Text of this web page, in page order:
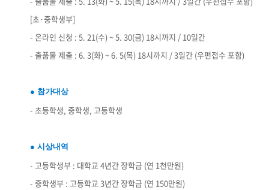
[초·중학생부]
- 온라인 신청 : 5. 21(수) ~ 5. 30(금) 18시까지 / 10일간
- 출품물 제출 : 6. 3(화) ~ 6. 5(목) 18시까지 / 3일간 (우편접수 포함)
● 참가대상
- 초등학생, 중학생, 고등학생
● 시상내역
- 고등학생부 : 대학교 4년간 장학금 (연 1천만원)
- 중학생부 : 고등학교 3년간 장학금 (연 150만원)